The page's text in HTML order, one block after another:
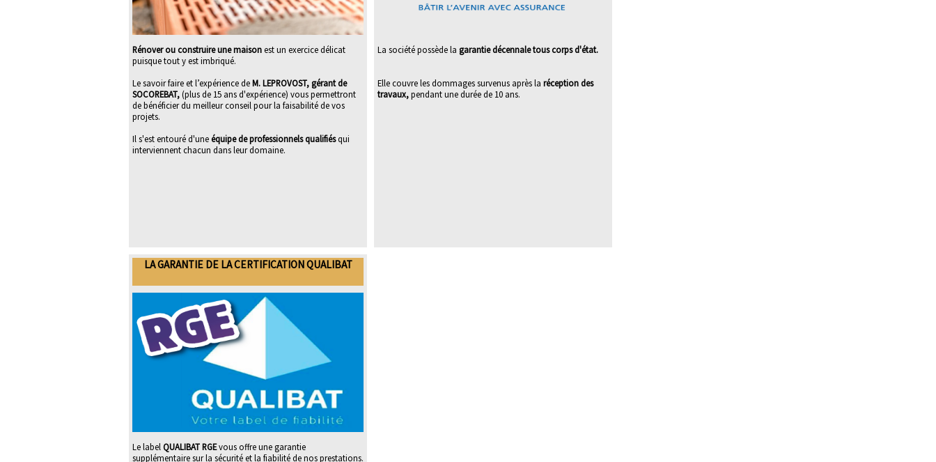
Rénover ou construire une maisonest un exercice délicat
puisque tout y est imbriqué.
Le savoir faire et l’expérience deM. LEPROVOST, gérant de
SOCOREBAT,(plus de 15 ans d'expérience) vous permettront
de bénéficier du meilleur conseil pour la faisabilité de vos
projets.
Il s'est entouré d'uneéquipe de professionnels qualifiésqui
interviennent chacun dans leur domaine.
La société possède la garantie décennale tous corps d'état.
Elle couvre les dommages survenus après laréception des
travaux,pendant une durée de 10 ans.
LA GARANTIE DE LA CERTIFICATION QUALIBAT
Le label QUALIBAT RGEvous offre une garantie
supplémentaire sur la sécurité et la fiabilité de nos prestations.